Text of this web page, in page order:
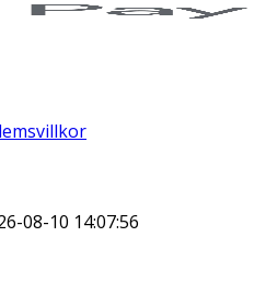
08-10 14:07:56